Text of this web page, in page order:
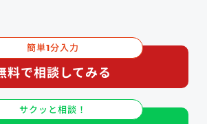
簡単1分入力
料で相談してみる
サクッと相談！